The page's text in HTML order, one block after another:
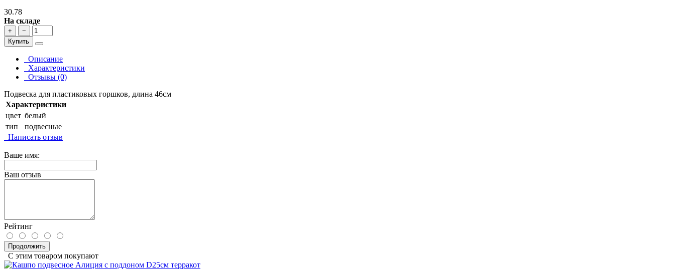
30.78
На складе
+
−
Купить
Описание
Характеристики
Отзывы (0)
Подвеска для пластиковых горшков, длина 46см
Характеристики
цвет белый
тип
подвесные
Написать отзыв
Ваше имя:
Ваш отзыв
Рейтинг
Продолжить
С этим товаром покупают